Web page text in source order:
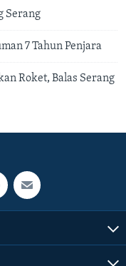
Serang
7 Tahun Penjara
Roket, Balas Serang